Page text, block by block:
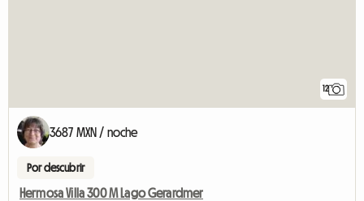
12
3687 MXN / noche
Por descubrir
Hermosa Villa 300 M Lago Gerardmer